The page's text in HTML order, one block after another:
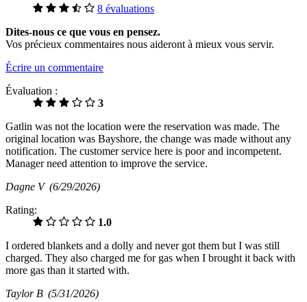
8 évaluations
Dites-nous ce que vous en pensez.
Vos précieux commentaires nous aideront à mieux vous servir.
Écrire un commentaire
Évaluation :
3
Gatlin was not the location were the reservation was made. The
original location was Bayshore, the change was made without any
notification. The customer service here is poor and incompetent.
Manager need attention to improve the service.
Dagne V (6/29/2026)
Rating:
1.0
I ordered blankets and a dolly and never got them but I was still
charged. They also charged me for gas when I brought it back with
more gas than it started with.
Taylor B (5/31/2026)